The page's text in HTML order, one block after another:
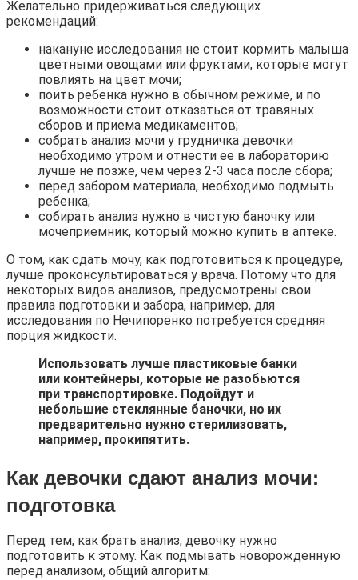
Желательно придерживаться следующих
рекомендаций:
накануне исследования не стоит кормить малыша
цветными овощами или фруктами, которые могут
повлиять на цвет мочи;
поить ребенка нужно в обычном режиме, и по
возможности стоит отказаться от травяных
сборов и приема медикаментов;
собрать анализ мочи у грудничка девочки
необходимо утром и отнести ее в лабораторию
лучше не позже, чем через 2-3 часа после сбора;
перед забором материала, необходимо подмыть
ребенка;
собирать анализ нужно в чистую баночку или
мочеприемник, который можно купить в аптеке.
О том, как сдать мочу, как подготовиться к процедуре,
лучше проконсультироваться у врача. Потому что для
некоторых видов анализов, предусмотрены свои
правила подготовки и забора, например, для
исследования по Нечипоренко потребуется средняя
порция жидкости.
Использовать лучше пластиковые банки
или контейнеры, которые не разобьются
при транспортировке. Подойдут и
небольшие стеклянные баночки, но их
предварительно нужно стерилизовать,
например, прокипятить.
Как девочки сдают анализ мочи:
подготовка
Перед тем, как брать анализ, девочку нужно
подготовить к этому. Как подмывать новорожденную
перед анализом, общий алгоритм: